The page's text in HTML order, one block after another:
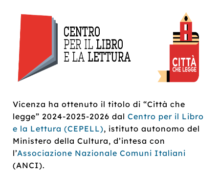
Vicenza ha ottenuto il titolo di “Città che
legge” 2024-2025-2026 dalCentro per il Libro
e la Lettura (CEPELL), istituto autonomo del
Ministero della Cultura, d’intesa con
l’Associazione Nazionale Comuni Italiani
(ANCI).